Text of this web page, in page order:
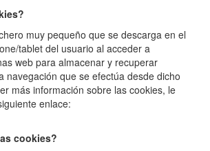
muy pequeño que se descarga en el
tablet del usuario al acceder a
web para almacenar y recuperar
navegación que se efectúa desde dicho
más información sobre las cookies, le
enlace:
cookies?